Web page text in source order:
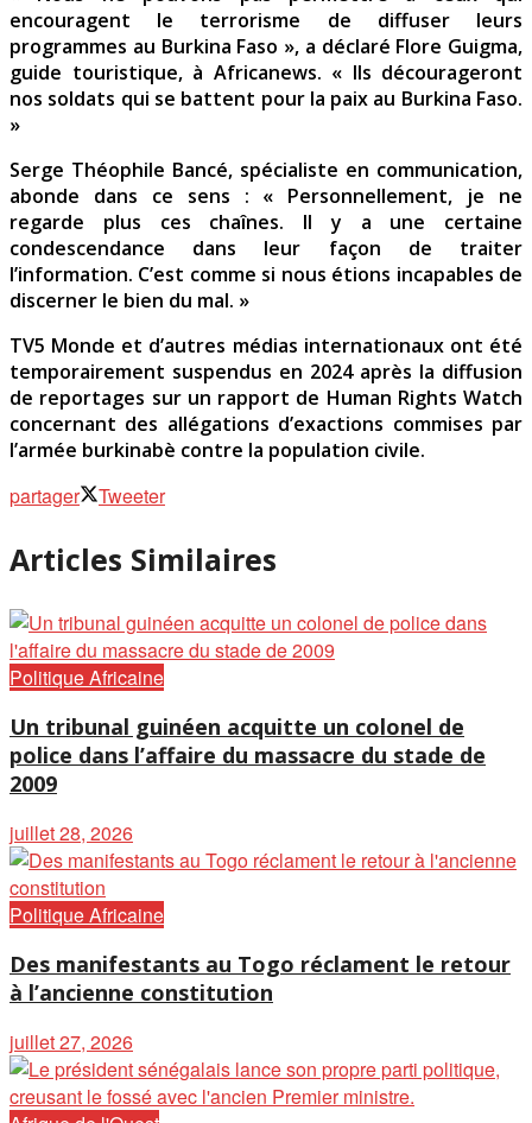
encouragent le terrorisme de diffuser leurs
programmes au Burkina Faso », a déclaré Flore Guigma,
guide touristique, à Africanews. « Ils décourageront
nos soldats qui se battent pour la paix au Burkina Faso.
»
Serge Théophile Bancé, spécialiste en communication,
abonde dans ce sens : « Personnellement, je ne
regarde plus ces chaînes. Il y a une certaine
condescendance dans leur façon de traiter
l’information. C’est comme si nous étions incapables de
discerner le bien du mal. »
TV5 Monde et d’autres médias internationaux ont été
temporairement suspendus en 2024 après la diffusion
de reportages sur un rapport de Human Rights Watch
concernant des allégations d’exactions commises par
l’armée burkinabè contre la population civile.
partager Tweeter
Articles Similaires
Politique Africaine
Un tribunal guinéen acquitte un colonel de
police dans l’affaire du massacre du stade de
2009
juillet 28, 2026
Politique Africaine
Des manifestants au Togo réclament le retour
à l’ancienne constitution
juillet 27, 2026